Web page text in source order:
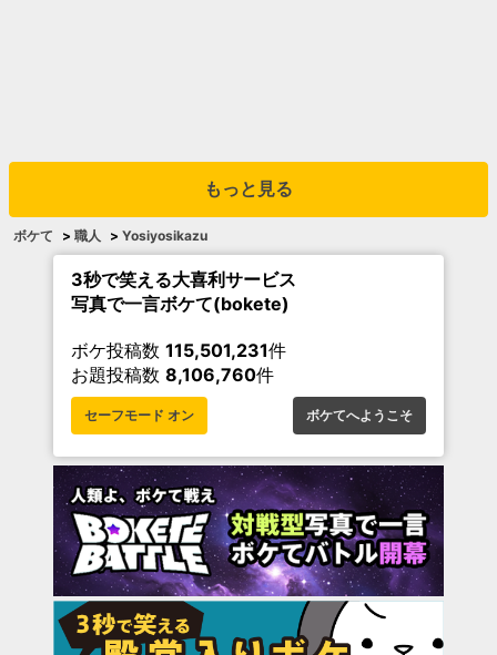
もっと見る
ボケて > 職人 > Yosiyosikazu
3秒で笑える大喜利サービス
写真で一言ボケて(bokete)
ボケ投稿数 115,501,231件
お題投稿数 8,106,760件
セーフモード オン ボケてへようこそ